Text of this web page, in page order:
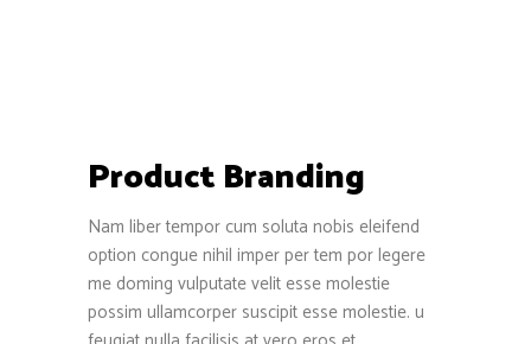
Product Branding
Nam liber tempor cum soluta nobis eleifend
option congue nihil imper per tem por legere
me doming vulputate velit esse molestie
possim ullamcorper suscipit esse molestie. u